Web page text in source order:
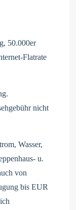
50.000er
Flatrate
nicht
Wasser,
u.
von
bis EUR